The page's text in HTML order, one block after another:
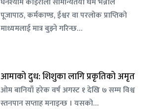
पूजापाठ, कर्मकाण्ड, ईश्वर वा परलोक प्राप्तिको
माध्यमलाई मात्र बुझ्ने गरिन्छ…
आमाको दुध: शिशुका लागि प्रकृतिको अमृत
ओम बानियाँ हरेक वर्ष अगस्ट १ देखि ७ सम्म विश्व
स्तनपान सप्ताह मनाइन्छ । यसको…